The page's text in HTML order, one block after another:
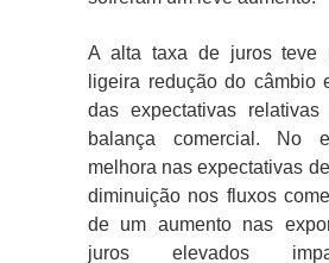
A alta taxa de juros teve
ligeira redução do câmbio
das expectativas
balança comercial. No
melhora nas expectativas
diminuição nos fluxos
de um aumento nas
juros elevados